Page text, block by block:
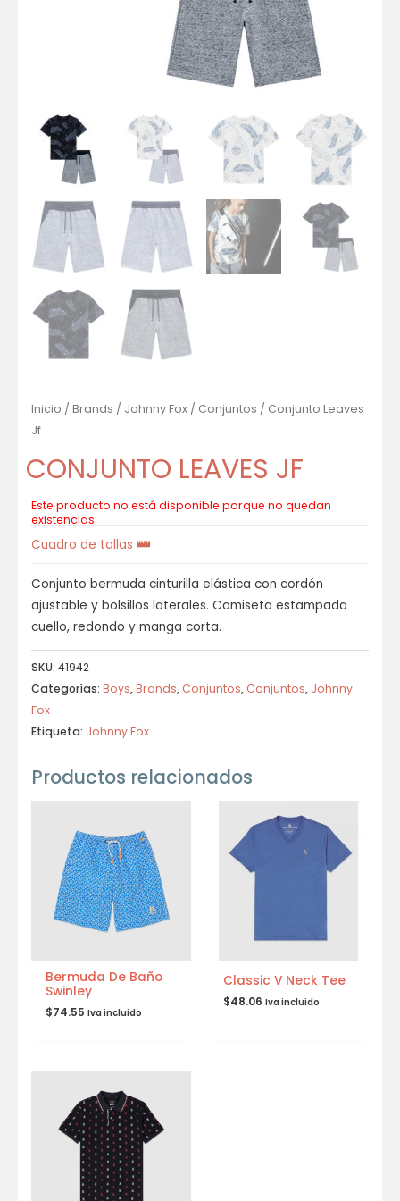
Inicio / Brands / Johnny Fox / Conjuntos / Conjunto Leaves
Jf
CONJUNTO LEAVES JF
Este producto no está disponible porque no quedan
existencias.
Cuadro de tallas
Conjunto bermuda cinturilla elástica con cordón
ajustable y bolsillos laterales. Camiseta estampada
cuello, redondo y manga corta.
SKU: 41942
Categorías: Boys,Brands, Conjuntos, Conjuntos, Johnny
Fox
Etiqueta: Johnny Fox
Productos relacionados
Bermuda De Baño
Swinley
$74.55 Iva incluido
Classic V Neck Tee
$48.06 Iva incluido